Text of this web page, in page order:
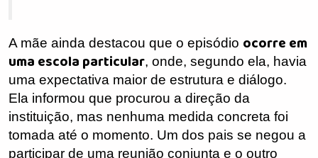
A mãe ainda destacou que o episódio ocorre em
uma escola particular, onde, segundo ela, havia
uma expectativa maior de estrutura e diálogo.
Ela informou que procurou a direção da
instituição, mas nenhuma medida concreta foi
tomada até o momento. Um dos pais se negou a
participar de uma reunião conjunta e o outro